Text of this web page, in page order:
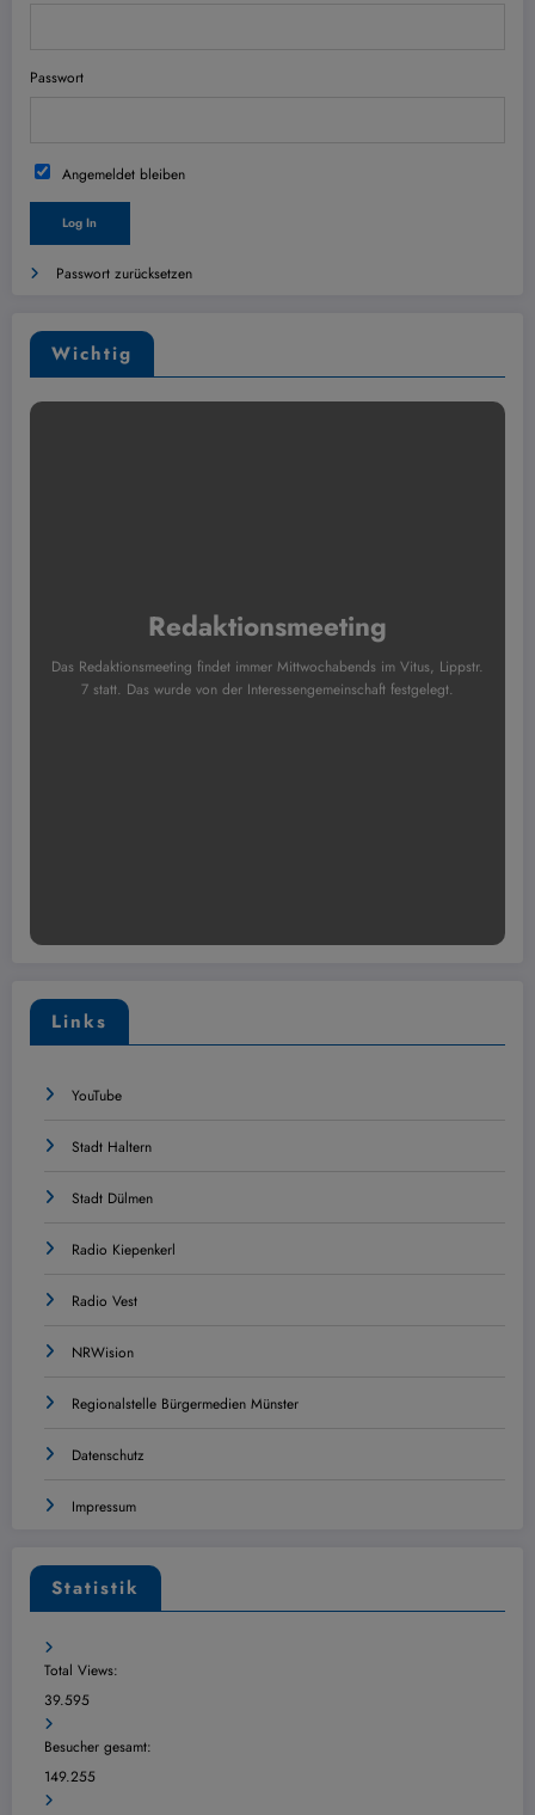
Passwort
Angemeldet bleiben
Passwort zurücksetzen
Wichtig
Redaktionsmeeting
Das Redaktionsmeeting findet immer Mittwochabends im Vitus, Lippstr.
7 statt. Das wurde von der Interessengemeinschaft festgelegt.
Links
YouTube
Stadt Haltern
Stadt Dülmen
Radio Kiepenkerl
Radio Vest
NRWision
Regionalstelle Bürgermedien Münster
Datenschutz
Impressum
Statistik
Total Views:
39.595
Besucher gesamt:
149.255